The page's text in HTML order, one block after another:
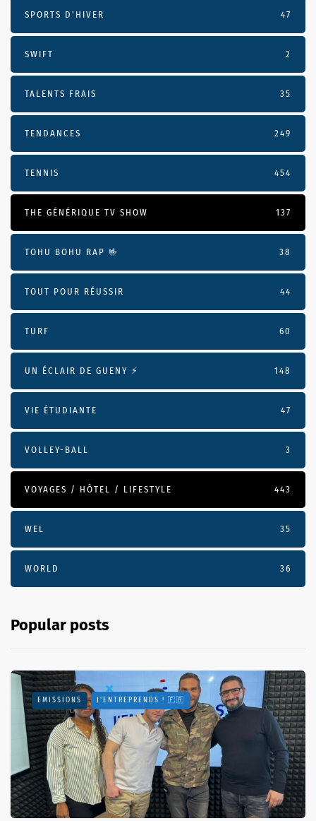
SPORTS D'HIVER 47
SWIFT 2
TALENTS FRAIS 35
TENDANCES 249
TENNIS 454
THE GÉNÉRIQUE TV SHOW 137
TOHU BOHU RAP 🤟 38
TOUT POUR RÉUSSIR 44
TURF 60
UN ÉCLAIR DE GUENY ⚡️ 148
VIE ÉTUDIANTE 47
VOLLEY-BALL 3
VOYAGES / HÔTEL / LIFESTYLE 443
WEL 35
WORLD 36
Popular posts
EMISSIONS J'ENTREPRENDS ! 🇫🇷